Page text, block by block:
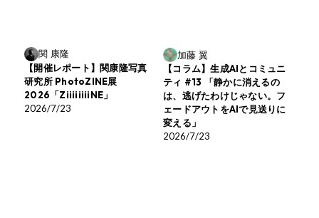
関 康隆
【開催レポート】関康隆写真
研究所 PhotoZINE展
2026「ZiiiiiiiiNE」
2026/7/23
加藤 翼
【コラム】生成AIとコミュニ
ティ #13 「静かに消えるの
は、逃げたわけじゃない。フ
ェードアウトをAIで見送りに
変える」
2026/7/23